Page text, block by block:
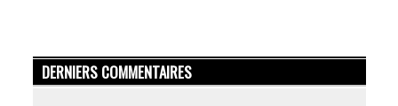
DERNIERS COMMENTAIRES